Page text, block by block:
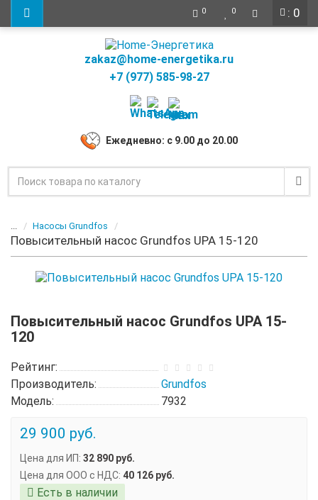
: 0
0 0
zakaz@home-energetika.ru
+7 (977) 585-98-27
Ежедневно: с 9.00 до 20.00
Насосы Grundfos
Повысительный насос Grundfos UPA 15-120
Повысительный насос Grundfos UPA 15-
120
Рейтинг:
Производитель:
Grundfos
Модель:
7932
29 900 руб.
Цена для ИП: 32 890 руб.
Цена для ООО с НДС: 40 126 руб.
Есть в наличии